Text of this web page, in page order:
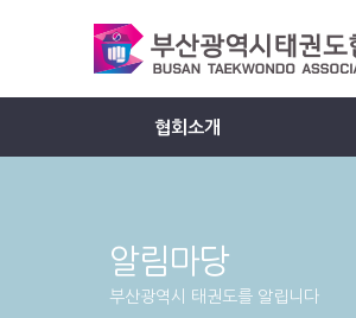
협회소개
알림마당
부산광역시 태권도를 알립니다